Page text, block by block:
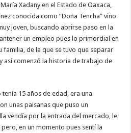
Xadany en el Estado de Oaxaca,
conocida como “Doña Tencha” vino
joven, buscando abrirse paso en la
un empleo pues lo primordial en
familia, de la que se tuvo que separar
así comenzó la historia de trabajo de
tenía 15 años de edad, era una
unas paisanas que puso un
vendía por la entrada del mercado, le
en un momento pues sentí la